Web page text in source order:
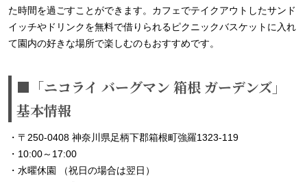
た時間を過ごすことができます。カフェでテイクアウトしたサンド
イッチやドリンクを無料で借りられるピクニックバスケットに入れ
て園内の好きな場所で楽しむのもおすすめです。
■「ニコライ バーグマン 箱根 ガーデンズ」
基本情報
・〒250-0408 神奈川県足柄下郡箱根町強羅1323-119
・10:00～17:00
・水曜休園 （祝日の場合は翌日）